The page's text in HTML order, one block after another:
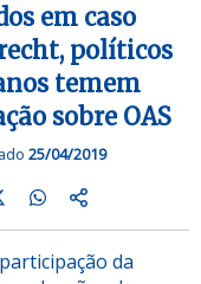
em caso
políticos
temem
sobre OAS
25/04/2019
da